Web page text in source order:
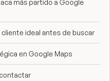
más partido a Google
cliente ideal antes de buscar
en Google Maps